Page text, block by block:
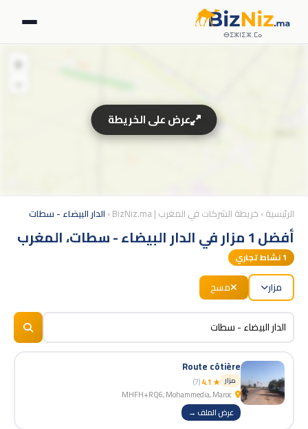
ⴱⵉⵣⵏⵉⵣ.ⵎⴰ
الرئيسية› خريطة الشركات في المغرب | BizNiz.ma › الدار البيضاء - سطات
أفضل 1 مزار في الدار البيضاء - سطات، المغرب
1نشاط تجاري
مزار مسح
Route côtière
مزار ★ 4.1
(7)
عرض الملف →
+
BizNiz.ma
عرض على الخريطة